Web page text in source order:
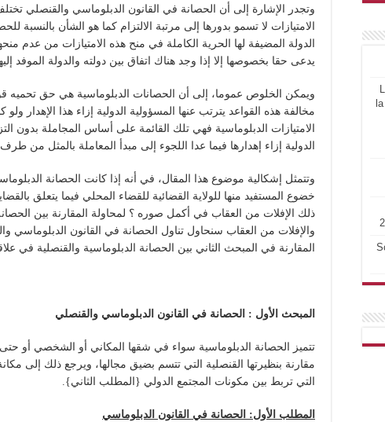
وتجدر الإشارة إلى أن الحصانة في القانون الدبلوماسي والقنصلي
الامتيازات لا تسمو بدورها إلى مرتبة الالتزام كما هو الشأن بالنسبة
الدولة المضيفة لها الحرية الكاملة في منح هذه الامتيازات من عدم
يدعى حقا بخصوصها إلا إذا وجد هناك اتفاق بين دولته والدولة الموفد
ويمكن الخلوص عموما، إلى أن الحصانات الدبلوماسية هي حق تحميه
مخالفة هذه القواعد يترتب عنها المسؤولية الدولية إزاء هذا الإهدار
الامتيازات الدبلوماسية فهي تلك القائمة على أساس المجاملة بدون
الدولية إزاء إهدارها فيما عدا اللجوء إلى مبدأ المعاملة بالمثل من
وتتمثل إشكالية موضوع هذا المقال، في أنه إذا كانت الحصانة
خضوع المستفيد منها للولاية القضائية للقضاء المحلي فيما يتعلق
ذلك الإفلات من العقاب في أكمل صوره ؟ لمحاولة المقارنة بين
والإفلات من العقاب سنحاول تناول الحصانة في القانون
المقارنة في المبحث الثاني بين الحصانة الدبلوماسية والقنصلية في
المبحث الأول : الحصانة في القانون الدبلوماسي والقنصلي
تتميز الحصانة الدبلوماسية سواء في شقها المكاني أو الشخصي أو
مقارنة بنظيرتها القنصلية التي تتسم بضيق مجالها، ويرجع ذلك إلى
التي تربط بين مكونات المجتمع الدولي {المطلب الثاني}.
المطلب الأول: الحصانة في القانون الدبلوماسي